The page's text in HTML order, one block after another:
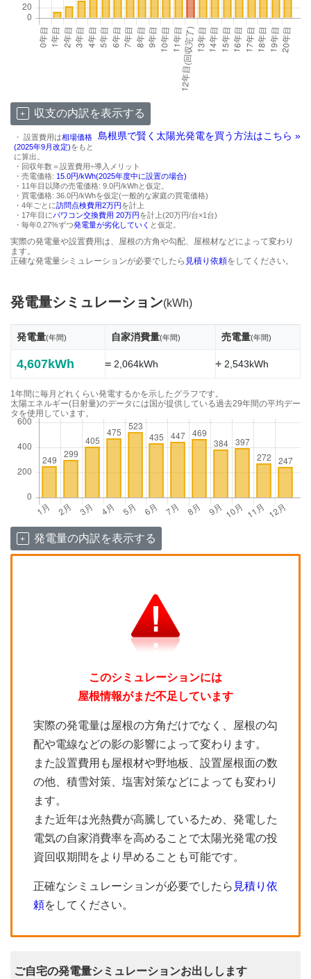
収支の内訳を表示する
島根県で賢く太陽光発電を買う方法はこちら »
・ 設置費用は相場価格
(2025年9月改定)をもと
に算出。
・回収年数＝設置費用÷導入メリット
・売電価格: 15.0円/kWh(2025年度中に設置の場合)
・11年目以降の売電価格: 9.0円/kWhと仮定。
・買電価格: 36.0円/kWhを仮定(一般的な家庭の買電価格)
・4年ごとに訪問点検費用2万円を計上
・17年目にパワコン交換費用 20万円を計上(20万円/台×1台)
・毎年0.27%ずつ発電量が劣化していく と仮定。
実際の発電量や設置費用は、屋根の方角や勾配、屋根材などによって変わり
ます。
正確な発電量シミュレーションが必要でしたら 見積り依頼をしてください。
発電量シミュレーション(kWh)
発電量(年間) 自家消費量(年間) 売電量(年間)
4,607kWh =2,064kWh +2,543kWh
1年間に毎月どれくらい発電するかを示したグラフです。
太陽エネルギー(日射量)のデータには国が提供している過去29年間の平均デー
タを使用しています。
発電量の内訳を表示する
このシミュレーションには
屋根情報がまだ不足しています
実際の発電量は屋根の方角だけでなく、屋根の勾
配や電線などの影の影響によって変わります。
また設置費用も屋根材や野地板、設置屋根面の数
の他、積雪対策、塩害対策などによっても変わり
ます。
また近年は光熱費が高騰しているため、発電した
電気の自家消費率を高めることで太陽光発電の投
資回収期間をより早めることも可能です。
正確なシミュレーションが必要でしたら 見積り依
頼をしてください。
ご自宅の発電量シミュレーションお出しします